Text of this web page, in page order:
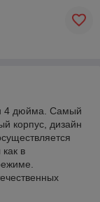
4 дюйма. Самый
корпус, дизайн
в